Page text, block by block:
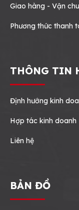
Giao hàng - Vận
Phương thức thanh
THÔNG TIN
Định hướng kinh
Hợp tác kinh doanh
Liên hệ
BẢN ĐỒ